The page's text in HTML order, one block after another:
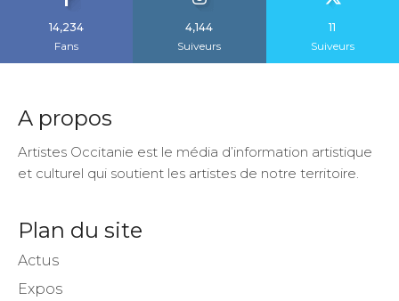
14,234
Fans
4,144
Suiveurs
11
Suiveurs
A propos
Artistes Occitanie est le média d’information artistique
et culturel qui soutient les artistes de notre territoire.
Plan du site
Actus
Expos